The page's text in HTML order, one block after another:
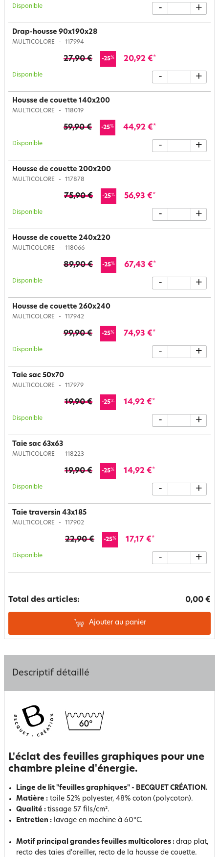
Disponible - +
Drap-housse 90x190x28
MULTICOLORE 117994
27,90 € -25% 20,92 €*
Disponible - +
Housse de couette 140x200
MULTICOLORE 118019
59,90 € -25% 44,92 €*
Disponible - +
Housse de couette 200x200
MULTICOLORE 117878
75,90 € -25% 56,93 €*
Disponible - +
Housse de couette 240x220
MULTICOLORE 118066
89,90 € -25% 67,43 €*
Disponible - +
Housse de couette 260x240
MULTICOLORE 117942
99,90 € -25% 74,93 €*
Disponible - +
Taie sac 50x70
MULTICOLORE 117979
19,90 € -25% 14,92 €*
Disponible - +
Taie sac 63x63
MULTICOLORE 118223
19,90 € -25% 14,92 €*
Disponible - +
Taie traversin 43x185
MULTICOLORE 117902
22,90 € -25% 17,17 €*
Disponible - +
Total des articles: 0,00 €
Ajouter au panier
Descriptif détaillé
L'éclat des feuilles graphiques pour une
chambre pleine d'énergie.
Linge de lit "feuilles graphiques" - BECQUET CRÉATION.
Matière : toile 52% polyester, 48% coton (polycoton).
Qualité : tissage 57 fils/cm².
Entretien : lavage en machine à 60°C.
Motif principal grandes feuilles multicolores : drap plat,
recto des taies d'oreiller, recto de la housse de couette.